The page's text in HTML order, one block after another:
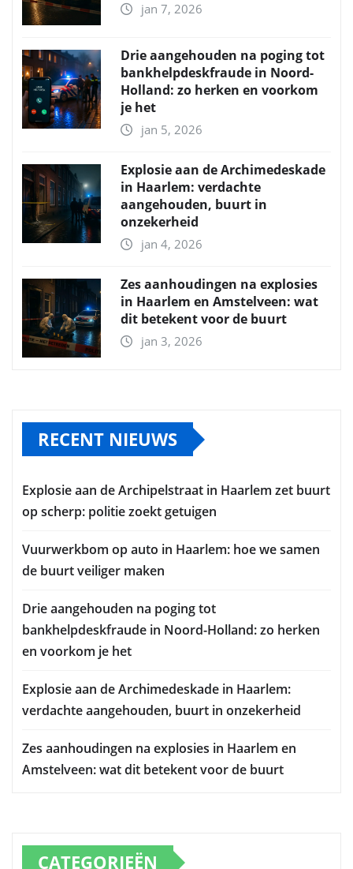
jan 7, 2026
Drie aangehouden na poging tot
bankhelpdeskfraude in Noord-
Holland: zo herken en voorkom
je het
jan 5, 2026
Explosie aan de Archimedeskade
in Haarlem: verdachte
aangehouden, buurt in
onzekerheid
jan 4, 2026
Zes aanhoudingen na explosies
in Haarlem en Amstelveen: wat
dit betekent voor de buurt
jan 3, 2026
RECENT NIEUWS
Explosie aan de Archipelstraat in Haarlem zet buurt
op scherp: politie zoekt getuigen
Vuurwerkbom op auto in Haarlem: hoe we samen
de buurt veiliger maken
Drie aangehouden na poging tot
bankhelpdeskfraude in Noord-Holland: zo herken
en voorkom je het
Explosie aan de Archimedeskade in Haarlem:
verdachte aangehouden, buurt in onzekerheid
Zes aanhoudingen na explosies in Haarlem en
Amstelveen: wat dit betekent voor de buurt
CATEGORIEËN